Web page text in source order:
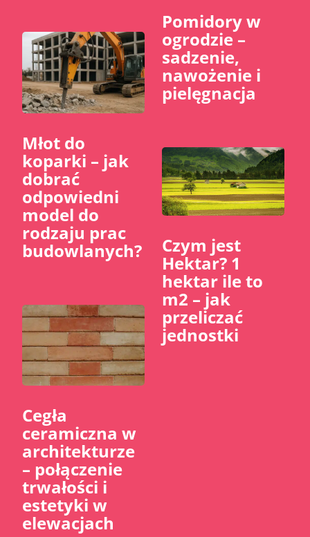
Młot do
koparki – jak
dobrać
odpowiedni
model do
rodzaju prac
budowlanych?
Cegła
ceramiczna w
architekturze
– połączenie
trwałości i
estetyki w
elewacjach
Pomidory w
ogrodzie –
sadzenie,
nawożenie i
pielęgnacja
Czym jest
Hektar? 1
hektar ile to
m2 – jak
przeliczać
jednostki